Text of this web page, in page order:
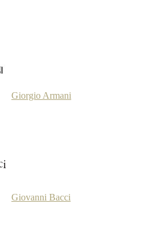
Giorgio Armani
Giovanni Bacci